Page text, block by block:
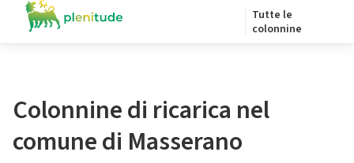
Tutte le
colonnine
Colonnine di ricarica nel
comune di Masserano